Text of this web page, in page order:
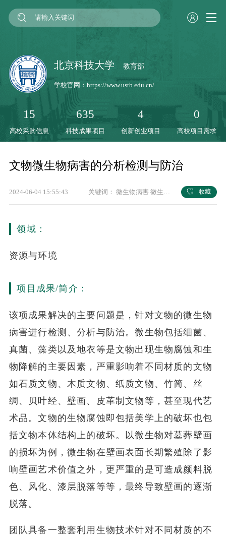
北京科技大学 教育部
学校官网： https://www.ustb.edu.cn/
15
高校采购信息
635
科技成果项目
4
创新创业项目
0
高校项目需求
文物微生物病害的分析检测与防治
2024-06-04 15:55:43 关键词： 微生物病害 微生物分析 微生物检测
收藏
领域：
资源与环境
项目成果/简介：
该项成果解决的主要问题是，针对文物的微生物
病害进行检测、分析与防治。微生物包括细菌、
真菌、藻类以及地衣等是文物出现生物腐蚀和生
物降解的主要因素，严重影响着不同材质的文物
如石质文物、木质文物、纸质文物、竹简、丝
绸、贝叶经、壁画、皮革制文物等，甚至现代艺
术品。文物的生物腐蚀即包括美学上的破坏也包
括文物本体结构上的破坏。以微生物对墓葬壁画
的损坏为例，微生物在壁画表面长期繁殖除了影
响壁画艺术价值之外，更严重的是可造成颜料脱
色、风化、漆层脱落等等，最终导致壁画的逐渐
脱落。
团队具备一整套利用生物技术针对不同材质的不